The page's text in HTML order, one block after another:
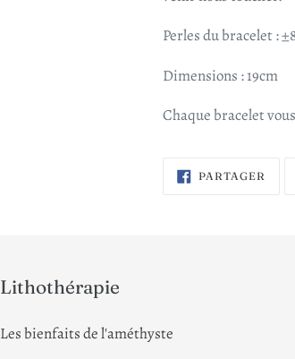
Perles du bracelet :
Dimensions : 19cm
Chaque bracelet
PARTAGER
SUR
Lithothérapie
Les bienfaits de l'améthyste